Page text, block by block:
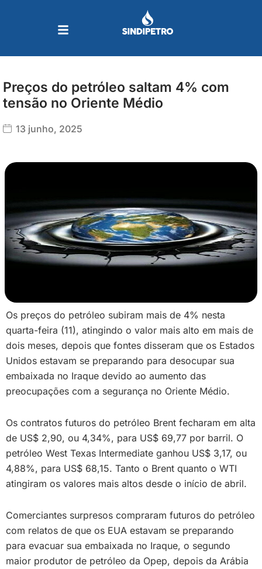
Preços do petróleo saltam 4% com
tensão no Oriente Médio
13 junho, 2025
Os preços do petróleo subiram mais de 4% nesta
quarta-feira (11), atingindo o valor mais alto em mais de
dois meses, depois que fontes disseram que os Estados
Unidos estavam se preparando para desocupar sua
embaixada no Iraque devido ao aumento das
preocupações com a segurança no Oriente Médio.
Os contratos futuros do petróleo Brent fecharam em alta
de US$ 2,90, ou 4,34%, para US$ 69,77 por barril. O
petróleo West Texas Intermediate ganhou US$ 3,17, ou
4,88%, para US$ 68,15. Tanto o Brent quanto o WTI
atingiram os valores mais altos desde o início de abril.
Comerciantes surpresos compraram futuros do petróleo
com relatos de que os EUA estavam se preparando
para evacuar sua embaixada no Iraque, o segundo
maior produtor de petróleo da Opep, depois da Arábia